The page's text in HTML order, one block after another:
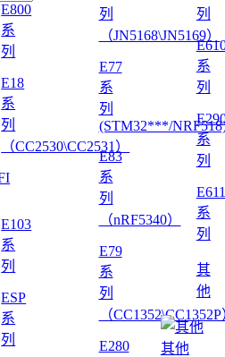
E800
系
列
E18
系
列
（CC2530\CC2531）
E103
系
列
ESP
系
列
列
（JN5168\JN5169）
E77
系
列
(STM32***/
E83
系
列
（nRF5340）
E79
系
列
（
E280
列
系
列
系
列
E611
系
列
其
他
其他